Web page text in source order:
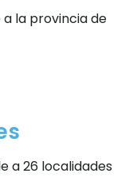
la provincia de
a 26 localidades